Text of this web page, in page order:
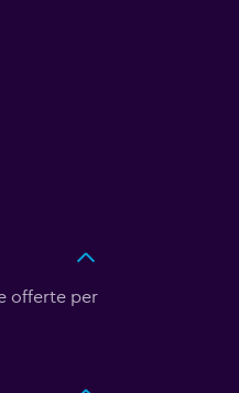
offerte per